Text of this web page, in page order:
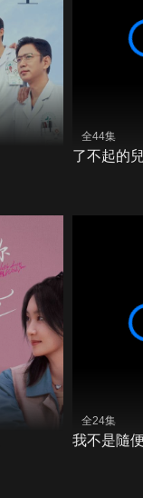
全44集
了不起的
全24集
我不是隨